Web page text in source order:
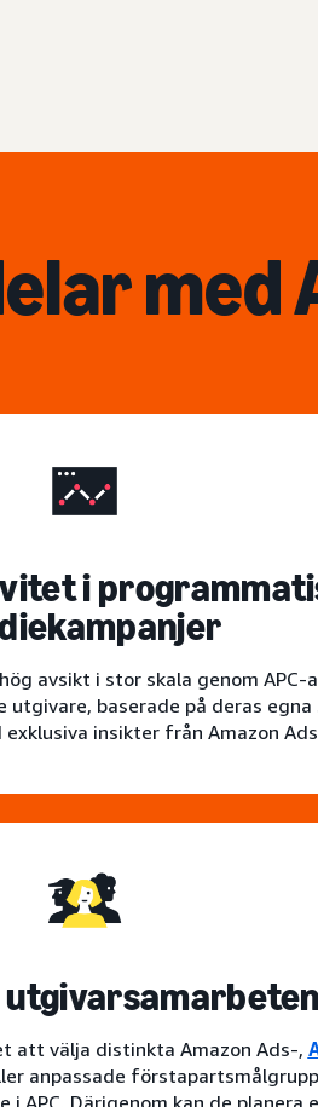
med
i
avsikt i stor skala genom APC-
utgivare, baserade på deras egna
insikter från Amazon
utgivarsamarbeten
att välja distinkta Amazon Ads-,
anpassade